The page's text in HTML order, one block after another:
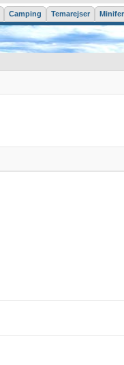
Camping Temarejser